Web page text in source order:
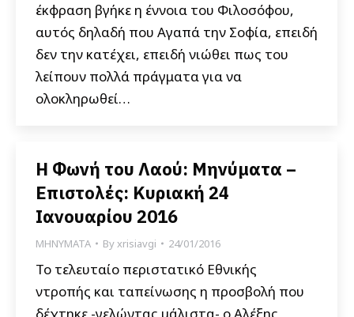
έκφραση βγήκε η έννοια του Φιλοσόφου,
αυτός δηλαδή που Αγαπά την Σοφία, επειδή
δεν την κατέχει, επειδή νιώθει πως του
λείπουν πολλά πράγματα για να
ολοκληρωθεί…
Η Φωνή του Λαού: Μηνύματα –
Επιστολές: Κυριακή 24
Ιανουαρίου 2016
ΜΗΝΥΜΑΤΑ Byxrisiavgi 24/01/2016
Το τελευταίο περιστατικό Εθνικής
ντροπής και ταπείνωσης η προσβολή που